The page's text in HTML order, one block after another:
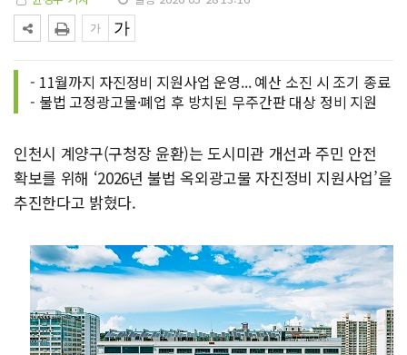
- 11월까지 자진정비 지원사업 운영... 예산 소진 시 조기 종료
- 불법 고정광고물·폐업 후 방치된 무주간판 대상 정비 지원
인천시 계양구(구청장 윤환)는 도시미관 개선과 주민 안전
확보를 위해 ‘2026년 불법 옥외광고물 자진정비 지원사업’을
추진한다고 밝혔다.